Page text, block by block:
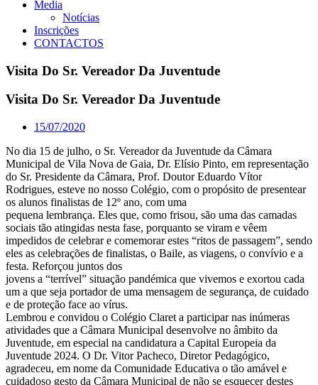
Media
Notícias
Inscrições
CONTACTOS
Visita Do Sr. Vereador Da Juventude
Visita Do Sr. Vereador Da Juventude
15/07/2020
No dia 15 de julho, o Sr. Vereador da Juventude da Câmara
Municipal de Vila Nova de Gaia, Dr. Elísio Pinto, em representação
do Sr. Presidente da Câmara, Prof. Doutor Eduardo Vítor
Rodrigues, esteve no nosso Colégio, com o propósito de presentear
os alunos finalistas de 12º ano, com uma
pequena lembrança. Eles que, como frisou, são uma das camadas
sociais tão atingidas nesta fase, porquanto se viram e vêem
impedidos de celebrar e comemorar estes “ritos de passagem”, sendo
eles as celebrações de finalistas, o Baile, as viagens, o convívio e a
festa. Reforçou juntos dos
jovens a “terrível” situação pandémica que vivemos e exortou cada
um a que seja portador de uma mensagem de segurança, de cuidado
e de proteção face ao vírus.
Lembrou e convidou o Colégio Claret a participar nas inúmeras
atividades que a Câmara Municipal desenvolve no âmbito da
Juventude, em especial na candidatura a Capital Europeia da
Juventude 2024. O Dr. Vitor Pacheco, Diretor Pedagógico,
agradeceu, em nome da Comunidade Educativa o tão amável e
cuidadoso gesto da Câmara Municipal de não se esquecer destes